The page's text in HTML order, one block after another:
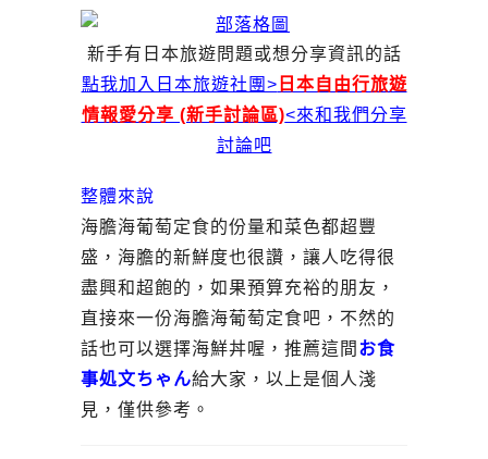
新手有日本旅遊問題或想分享資訊的話
點我加入日本旅遊社團> 日本自由行旅遊
情報愛分享 (新手討論區)<來和我們分享
討論吧
整體來說
海膽海葡萄定食的份量和菜色都超豐
盛，海膽的新鮮度也很讚，讓人吃得很
盡興和超飽的，如果預算充裕的朋友，
直接來一份海膽海葡萄定食吧，不然的
話也可以選擇海鮮丼喔，推薦這間 お食
事処文ちゃん給大家，以上是個人淺
見，僅供參考。